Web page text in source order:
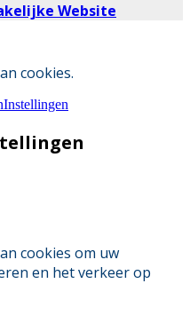
Website
cookies.
Instellingen
cookies om uw
en het verkeer op